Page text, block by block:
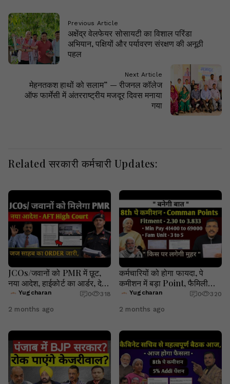
Previous Article
अक्षेंद्र वेलफेयर सोसायटी का विशाल परिंडा
अभियान, पक्षियों और पर्यावरण संरक्षण की अनूठी
पहल
Next Article
मेहनतकश हाथों को सलाम” — रीजनल कॉलेज
ऑफ फार्मेसी में अंतरराष्ट्रीय मजदूर दिवस मनाया
गया
Related सरकारी कर्मचारी Updates:
JCOs/जवानों को PMR में छूट,
नया आदेश, हाईकोर्ट का आर्डर, देखें
क्या हुआ | Yugcharan
Yugcharan 0 318
2 months ago
कर्मचारियों को होगा फायदा, पे
कमीशन में बड़ा Point, फैमिली
यूनिट किस पर लगेगी मुहर देखें |
Yugcharan 0 320
2 months ago